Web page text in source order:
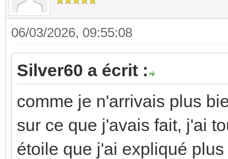
06/03/2026, 09:55:08
Silver60 a écrit :
comme je n'arrivais plus
sur ce que j'avais fait, j'ai
étoile que j'ai expliqué plus